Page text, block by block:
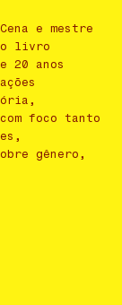
e mestre
livro
20 anos
foco tanto
gênero,